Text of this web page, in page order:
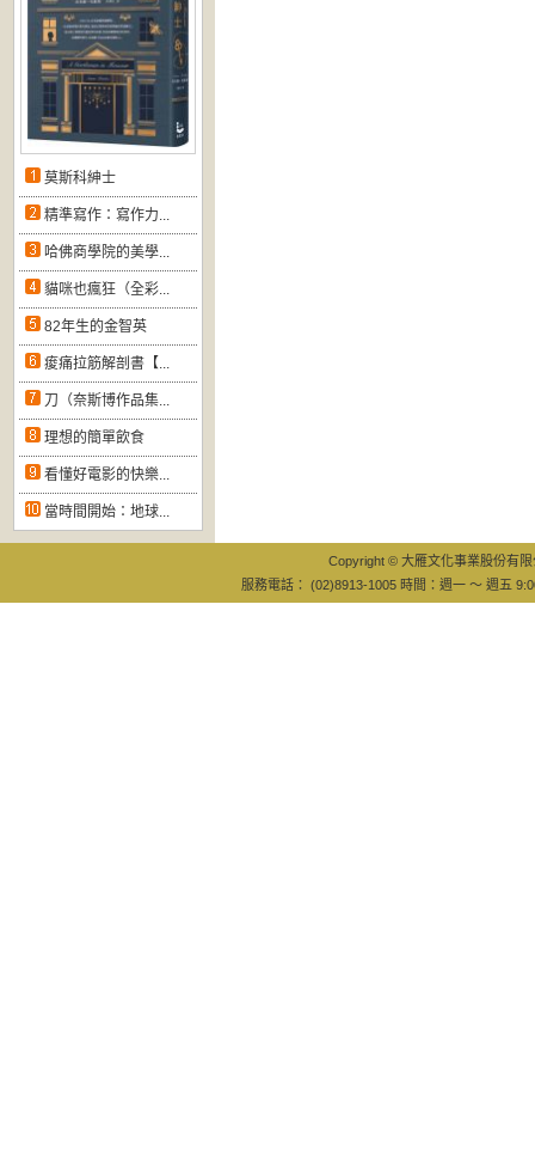
莫斯科紳士
精準寫作：寫作力...
哈佛商學院的美學...
貓咪也瘋狂（全彩...
82年生的金智英
痠痛拉筋解剖書【...
刀（奈斯博作品集...
理想的簡單飲食
看懂好電影的快樂...
當時間開始：地球...
Copyright © 大雁文化事業股份有
服務電話： (02)8913-1005 時間：週一 ～ 週五